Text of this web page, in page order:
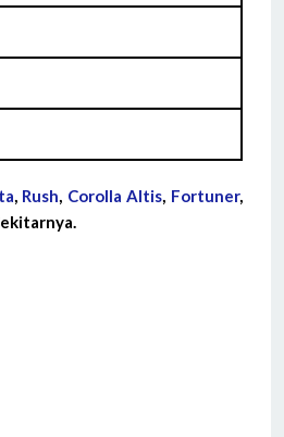
, Rush, Corolla Altis, Fortuner,